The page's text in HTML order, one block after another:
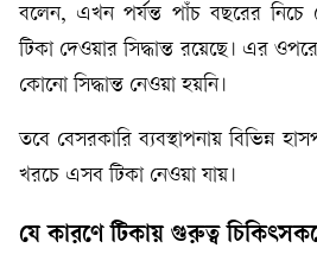
বলেন, এখন পর্যন্ত পাঁচ বছরের নিচে
টিকা দেওয়ার সিদ্ধান্ত রয়েছে। এর
কোনো সিদ্ধান্ত নেওয়া হয়নি।
তবে বেসরকারি ব্যবস্থাপনায় বিভিন্ন
খরচে এসব টিকা নেওয়া যায়।
যে কারণে টিকায় গুরুত্ব